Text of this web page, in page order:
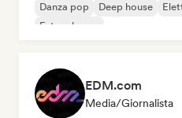
Danza pop
Deep house
Future house
EDM.com
Media/Giornalista